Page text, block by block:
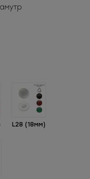
L28 (18мм)